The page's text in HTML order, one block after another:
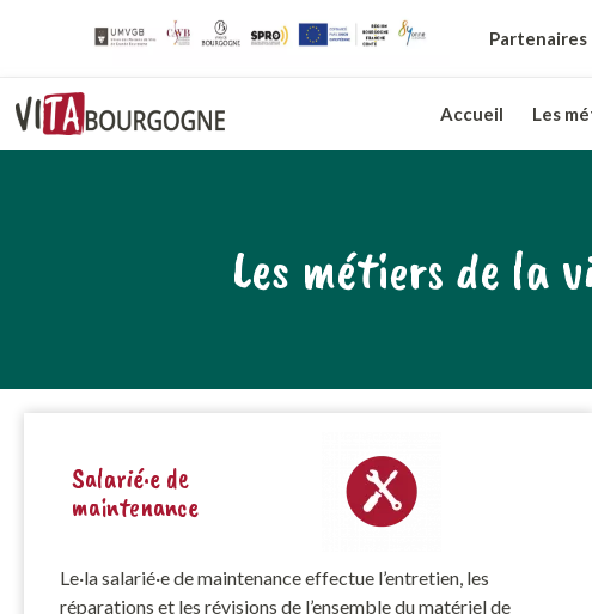
Partenaires
Accueil Les
Les métiers de la
Salarié·e de
maintenance
Le·la salarié·e de maintenance effectue l’entretien, les
réparations et les révisions de l’ensemble du matériel de